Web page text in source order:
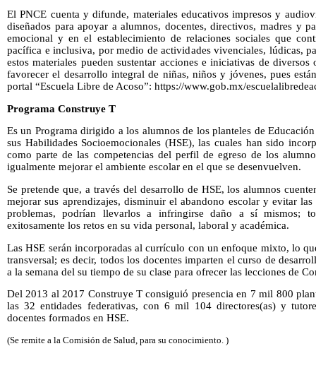
El PNCE cuenta y difunde, materiales educativos impresos y
diseñados para apoyar a alumnos, docentes, directivos, madres y
emocional y en el establecimiento de relaciones sociales que
pacífica e inclusiva, por medio de actividades vivenciales, lúdicas,
estos materiales pueden sustentar acciones e iniciativas de
favorecer el desarrollo integral de niñas, niños y jóvenes, pues
portal “Escuela Libre de Acoso”: https://www.gob.mx/
Programa Construye T
Es un Programa dirigido a los alumnos de los planteles de
sus Habilidades Socioemocionales (HSE), las cuales han sido
como parte de las competencias del perfil de egreso de los
igualmente mejorar el ambiente escolar en el que se desenvuelven.
Se pretende que, a través del desarrollo de HSE, los alumnos
mejorar sus aprendizajes, disminuir el abandono escolar y evitar
problemas, podrían llevarlos a infringirse daño a sí mismos;
exitosamente los retos en su vida personal, laboral y académica.
Las HSE serán incorporadas al currículo con un enfoque mixto, lo
transversal; es decir, todos los docentes imparten el curso de
a la semana del su tiempo de su clase para ofrecer las lecciones de
Del 2013 al 2017 Construye T consiguió presencia en 7 mil 800
las 32 entidades federativas, con 6 mil 104 directores(as) y
docentes formados en HSE.
(Se remite a la Comisión de Salud, para su conocimiento. )